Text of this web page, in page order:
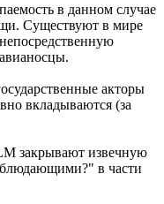
в данном случае
Существуют в мире
акторы
вкладываются (за
закрывают извечную
в части